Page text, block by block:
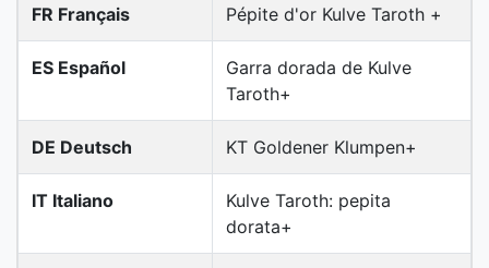
FR Français Pépite d'or Kulve Taroth +
ES Español
Garra dorada de Kulve
Taroth+
DE Deutsch KT Goldener Klumpen+
IT Italiano
Kulve Taroth: pepita
dorata+